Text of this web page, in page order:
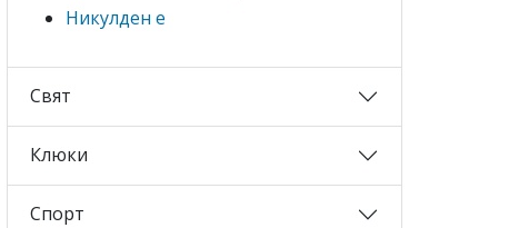
Никулден е
Свят
Клюки
Спорт